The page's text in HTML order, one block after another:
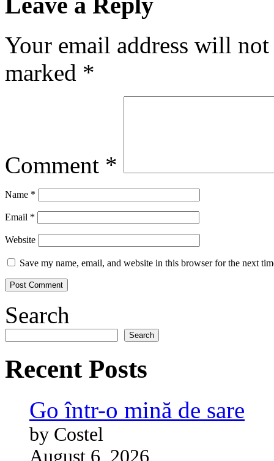
Your email address will
marked *
Comment *
Name *
Email *
Website
Save my name, email, and website in this browser for the next
Search
Search
Recent Posts
Go într-o mină de sare
by Costel
August 6, 2026